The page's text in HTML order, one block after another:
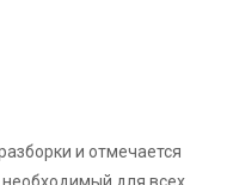
и отмечается